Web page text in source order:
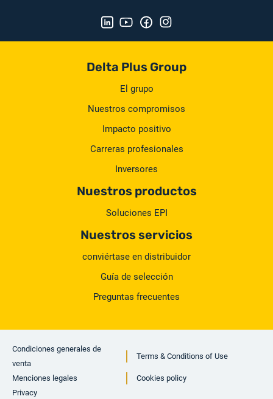
Delta Plus Group
El grupo
Nuestros compromisos
Impacto positivo
Carreras profesionales
Inversores
Nuestros productos
Soluciones EPI
Nuestros servicios
conviértase en distribuidor
Guía de selección
Preguntas frecuentes
Condiciones generales de
venta
Terms & Conditions of Use
Menciones legales
Cookies policy
Privacy